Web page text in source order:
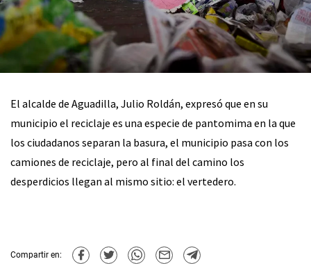
El alcalde de Aguadilla, Julio Roldán, expresó que en su
municipio el reciclaje es una especie de pantomima en la que
los ciudadanos separan la basura, el municipio pasa con los
camiones de reciclaje, pero al final del camino los
desperdicios llegan al mismo sitio: el vertedero.
Compartir en: